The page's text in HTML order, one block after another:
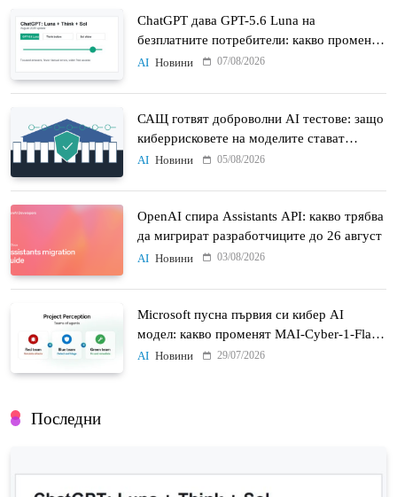
ChatGPT дава GPT-5.6 Luna на
безплатните потребители: какво променят
Think бутонът и новият Sol
AI Новини 07/08/2026
САЩ готвят доброволни AI тестове: защо
киберрисковете на моделите стават
политически въпрос
AI Новини 05/08/2026
OpenAI спира Assistants API: какво трябва
да мигрират разработчиците до 26 август
AI Новини 03/08/2026
Microsoft пусна първия си кибер AI
модел: какво променят MAI-Cyber-1-Flash
и Project Perception
AI Новини 29/07/2026
Последни